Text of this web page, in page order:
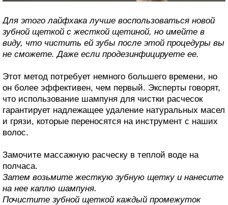
Для этого лайфхака лучше воспользоваться новой
зубной щеткой с жесткой щетиной, но имейте в
виду, что чистить ей зубы после этой процедуры вы
не сможете. Даже если продезинфицируете ее.
Этот метод потребует немного большего времени, но
он более эффективен, чем первый. Эксперты говорят,
что использование шампуня для чистки расчесок
гарантирует надлежащее удаление натуральных масел
и грязи, которые переносятся на инструмент с наших
волос.
Замочите массажную расческу в теплой воде на
полчаса.
Затем возьмите жесткую зубную щетку и нанесите
на нее каплю шампуня.
Почистите зубной щеткой каждый промежуток